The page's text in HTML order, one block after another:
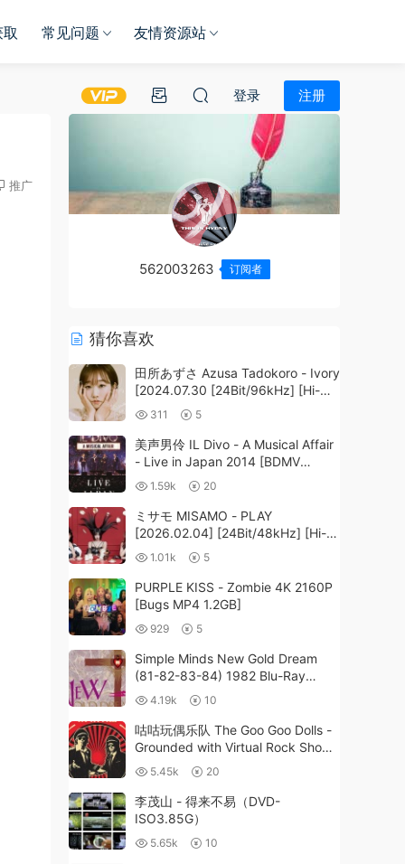
常见问题 友情资源站
登录 注册
推广
562003263 订阅者
猜你喜欢
田所あずさ Azusa Tadokoro - Ivory
[2024.07.30 [24Bit/96kHz] [Hi-
Res Flac 555MB]
311 5
美声男伶 IL Divo - A Musical Affair
- Live in Japan 2014 [BDMV
22.3GB]
1.59k 20
ミサモ MISAMO - PLAY
[2026.02.04] [24Bit/48kHz] [Hi-
Res Flac 440MB]
1.01k 5
PURPLE KISS - Zombie 4K 2160P
[Bugs MP4 1.2GB]
929 5
Simple Minds New Gold Dream
(81-82-83-84) 1982 Blu-Ray
Audio《BDMV 14.8G》
4.19k 10
咕咕玩偶乐队 The Goo Goo Dolls -
Grounded with Virtual Rock Show
2022《BDMV 20.3GB》
5.45k 20
李茂山 - 得来不易（DVD-
ISO3.85G）
5.65k 10